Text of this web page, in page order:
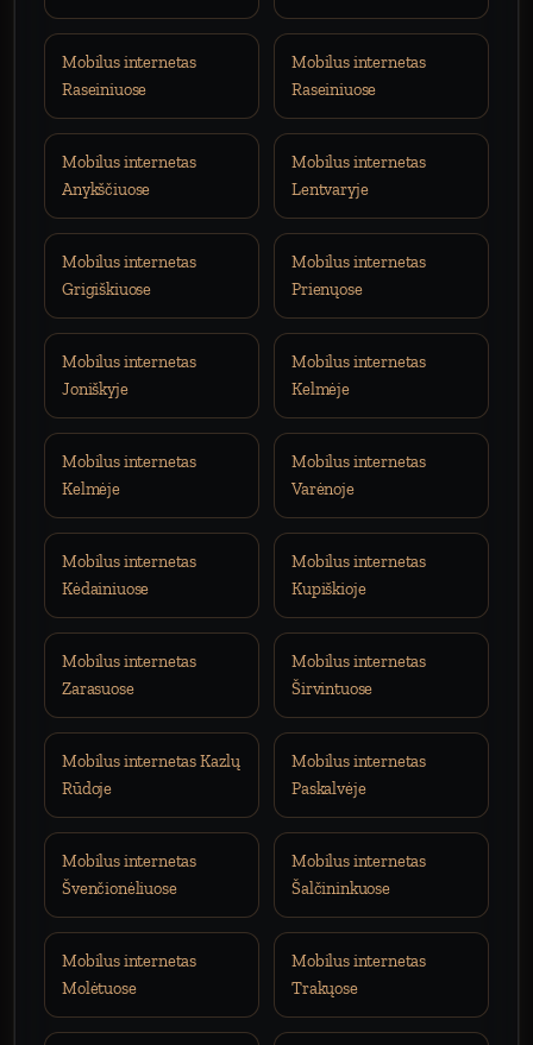
Mobilus internetas
Raseiniuose
Mobilus internetas
Raseiniuose
Mobilus internetas
Anykščiuose
Mobilus internetas
Lentvaryje
Mobilus internetas
Grigiškiuose
Mobilus internetas
Prienųose
Mobilus internetas
Joniškyje
Mobilus internetas
Kelmėje
Mobilus internetas
Kelmėje
Mobilus internetas
Varėnoje
Mobilus internetas
Kėdainiuose
Mobilus internetas
Kupiškioje
Mobilus internetas
Zarasuose
Mobilus internetas
Širvintuose
Mobilus internetas Kazlų
Rūdoje
Mobilus internetas
Paskalvėje
Mobilus internetas
Švenčionėliuose
Mobilus internetas
Šalčininkuose
Mobilus internetas
Molėtuose
Mobilus internetas
Trakųose